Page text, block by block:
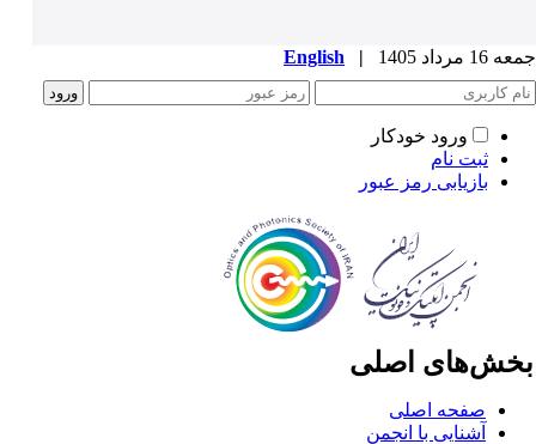
مرداد 1405 |
English
ورود خودکار
ثبت نام
بازیابی رمز عبور
اصلی
صفحه اصلی
آشنایی با انجمن